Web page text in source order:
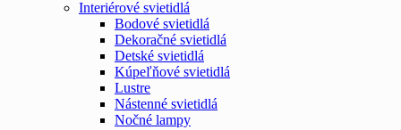
Interiérové svietidlá
Bodové svietidlá
Dekoračné svietidlá
Detské svietidlá
Kúpeľňové svietidlá
Lustre
Nástenné svietidlá
Nočné lampy